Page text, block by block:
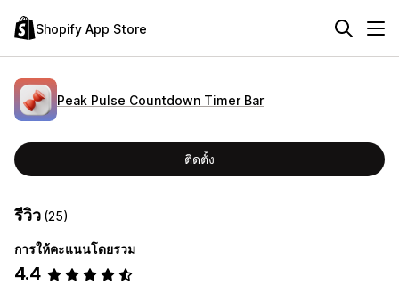
Shopify App Store
Peak Pulse Countdown Timer Bar
ติดตั้ง
รีวิว (25)
การให้คะแนนโดยรวม
4.4